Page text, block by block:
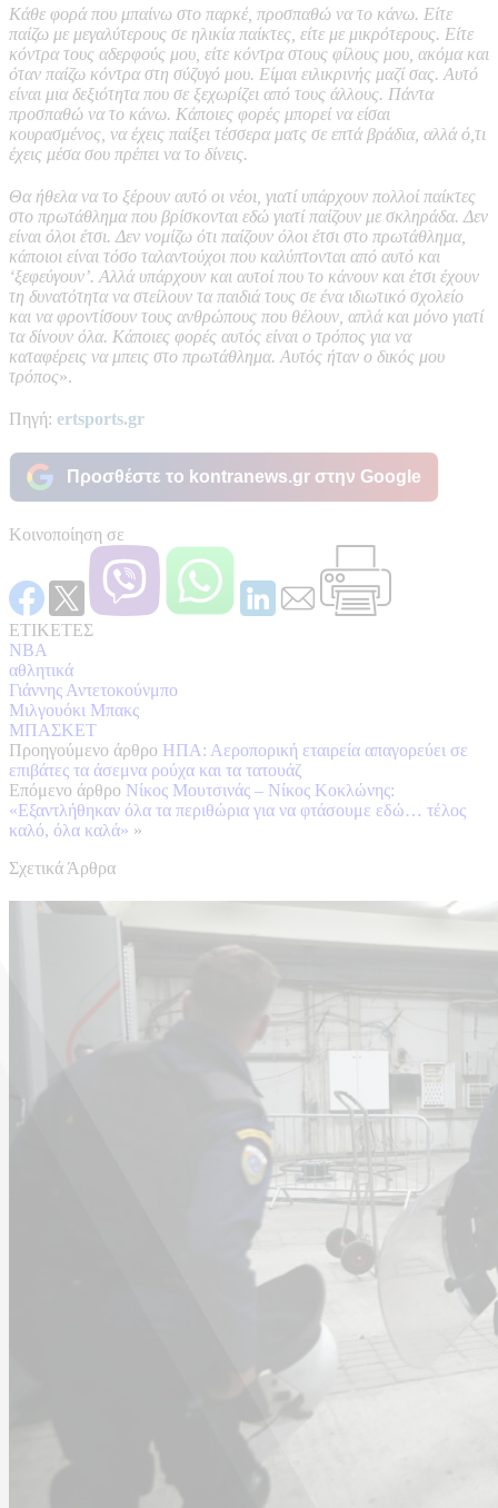
Κάθε φορά που μπαίνω στο παρκέ, προσπαθώ να το κάνω. Είτε
παίζω με μεγαλύτερους σε ηλικία παίκτες, είτε με μικρότερους. Είτε
κόντρα τους αδερφούς μου, είτε κόντρα στους φίλους μου, ακόμα και
όταν παίζω κόντρα στη σύζυγό μου. Είμαι ειλικρινής μαζί σας. Αυτό
είναι μια δεξιότητα που σε ξεχωρίζει από τους άλλους. Πάντα
προσπαθώ να το κάνω. Κάποιες φορές μπορεί να είσαι
κουρασμένος, να έχεις παίξει τέσσερα ματς σε επτά βράδια, αλλά ό,τι
έχεις μέσα σου πρέπει να το δίνεις.
Θα ήθελα να το ξέρουν αυτό οι νέοι, γιατί υπάρχουν πολλοί παίκτες
στο πρωτάθλημα που βρίσκονται εδώ γιατί παίζουν με σκληράδα. Δεν
είναι όλοι έτσι. Δεν νομίζω ότι παίζουν όλοι έτσι στο πρωτάθλημα,
κάποιοι είναι τόσο ταλαντούχοι που καλύπτονται από αυτό και
‘ξεφεύγουν’. Αλλά υπάρχουν και αυτοί που το κάνουν και έτσι έχουν
τη δυνατότητα να στείλουν τα παιδιά τους σε ένα ιδιωτικό σχολείο
και να φροντίσουν τους ανθρώπους που θέλουν, απλά και μόνο γιατί
τα δίνουν όλα. Κάποιες φορές αυτός είναι ο τρόπος για να
καταφέρεις να μπεις στο πρωτάθλημα. Αυτός ήταν ο δικός μου
τρόπος».
Πηγή: ertsports.gr
Προσθέστε το kontranews.gr στην Google
Κοινοποίηση σε
ΕΤΙΚΕΤΕΣ
NBA
αθλητικά
Γιάννης Αντετοκούνμπο
Μιλγουόκι Μπακς
ΜΠΑΣΚΕΤ
Προηγούμενο άρθρο ΗΠΑ: Αεροπορική εταιρεία απαγορεύει σε
επιβάτες τα άσεμνα ρούχα και τα τατουάζ
Επόμενο άρθρο Νίκος Μουτσινάς – Νίκος Κοκλώνης:
«Εξαντλήθηκαν όλα τα περιθώρια για να φτάσουμε εδώ… τέλος
καλό, όλα καλά» »
Σχετικά Άρθρα